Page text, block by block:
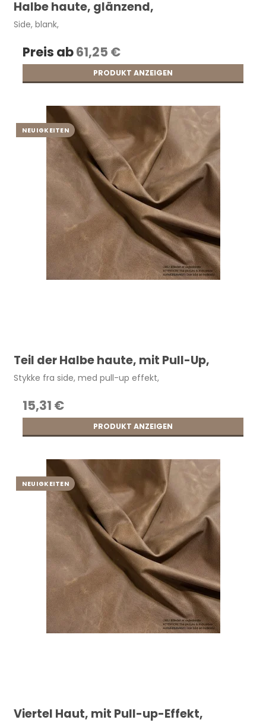
Halbe haute, glänzend,
Side, blank,
Preis ab61,25 €
PRODUKT ANZEIGEN
NEUIGKEITEN
Teil der Halbe haute, mit Pull-Up,
Stykke fra side, med pull-up effekt,
15,31 €
PRODUKT ANZEIGEN
NEUIGKEITEN
Viertel Haut, mit Pull-up-Effekt,